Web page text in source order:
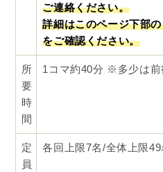
ご連絡ください。
詳細はこのページ下部
をご確認ください。
所
要
時
間
1コマ約40分 ※多少は前
定
員
各回上限7名/全体上限49